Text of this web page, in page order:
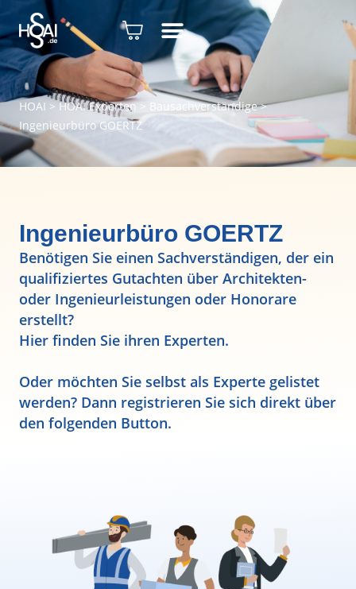
HOAI > HOAI Experten> Bausachverständige>
Ingenieurbüro GOERTZ
Ingenieurbüro GOERTZ
Benötigen Sie einen Sachverständigen, der ein
qualifiziertes Gutachten über Architekten-
oder Ingenieurleistungen oder Honorare
erstellt?
Hier finden Sie ihren Experten.
Oder möchten Sie selbst als Experte gelistet
werden? Dann registrieren Sie sich direkt über
den folgenden Button.